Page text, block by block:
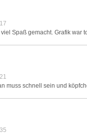
Spaß gemacht. Grafik
muss schnell sein und